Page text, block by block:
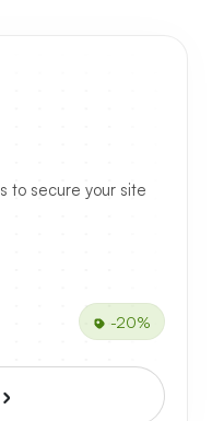
to secure your site
-20%